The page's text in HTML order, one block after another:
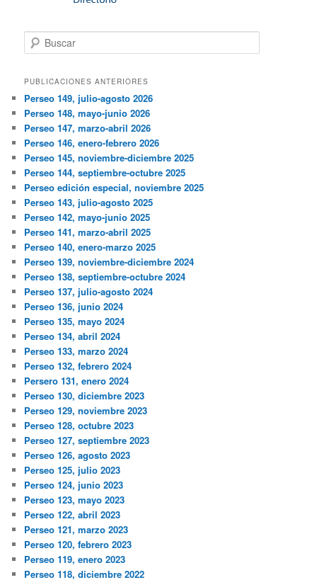
Buscar
PUBLICACIONES ANTERIORES
Perseo 149, julio-agosto 2026
Perseo 148, mayo-junio 2026
Perseo 147, marzo-abril 2026
Perseo 146, enero-febrero 2026
Perseo 145, noviembre-diciembre 2025
Perseo 144, septiembre-octubre 2025
Perseo edición especial, noviembre 2025
Perseo 143, julio-agosto 2025
Perseo 142, mayo-junio 2025
Perseo 141, marzo-abril 2025
Perseo 140, enero-marzo 2025
Perseo 139, noviembre-diciembre 2024
Perseo 138, septiembre-octubre 2024
Perseo 137, julio-agosto 2024
Perseo 136, junio 2024
Perseo 135, mayo 2024
Perseo 134, abril 2024
Perseo 133, marzo 2024
Perseo 132, febrero 2024
Persero 131, enero 2024
Perseo 130, diciembre 2023
Perseo 129, noviembre 2023
Perseo 128, octubre 2023
Perseo 127, septiembre 2023
Perseo 126, agosto 2023
Perseo 125, julio 2023
Perseo 124, junio 2023
Perseo 123, mayo 2023
Perseo 122, abril 2023
Perseo 121, marzo 2023
Perseo 120, febrero 2023
Perseo 119, enero 2023
Perseo 118, diciembre 2022